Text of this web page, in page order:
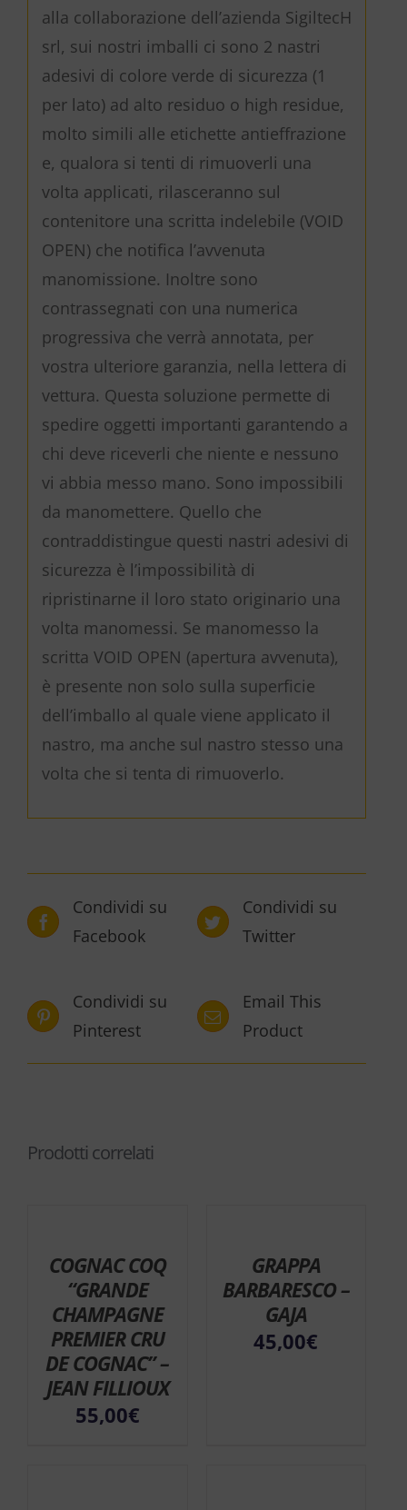
alla collaborazione dell’azienda SigiltecH
srl, sui nostri imballi ci sono 2 nastri
adesivi di colore verde di sicurezza (1
per lato) ad alto residuo o high residue,
molto simili alle etichette antieffrazione
e, qualora si tenti di rimuoverli una
volta applicati, rilasceranno sul
contenitore una scritta indelebile (VOID
OPEN) che notifica l’avvenuta
manomissione. Inoltre sono
contrassegnati con una numerica
progressiva che verrà annotata, per
vostra ulteriore garanzia, nella lettera di
vettura. Questa soluzione permette di
spedire oggetti importanti garantendo a
chi deve riceverli che niente e nessuno
vi abbia messo mano. Sono impossibili
da manomettere. Quello che
contraddistingue questi nastri adesivi di
sicurezza è l’impossibilità di
ripristinarne il loro stato originario una
volta manomessi. Se manomesso la
scritta VOID OPEN (apertura avvenuta),
è presente non solo sulla superficie
dell’imballo al quale viene applicato il
nastro, ma anche sul nastro stesso una
volta che si tenta di rimuoverlo.
Condividi su
Facebook
Condividi su
Twitter
Condividi su
Pinterest
Email This
Product
Prodotti correlati
COGNAC COQ
“GRANDE
CHAMPAGNE
PREMIER CRU
DE COGNAC” –
JEAN FILLIOUX
55,00€
GRAPPA
BARBARESCO –
GAJA
45,00€